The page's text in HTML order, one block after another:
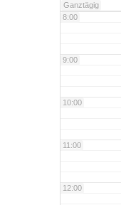
Ganztägig
8:00
9:00
10:00
11:00
12:00